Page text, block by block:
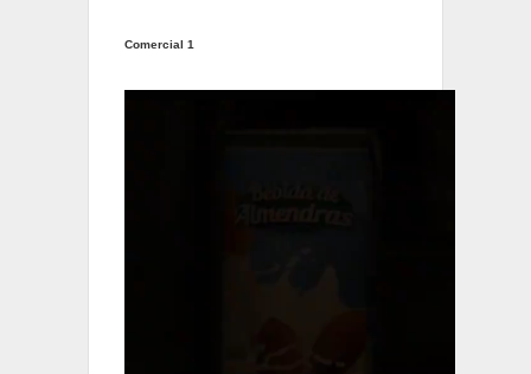
Comercial 1